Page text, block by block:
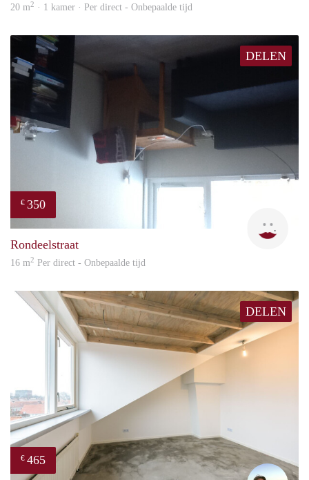
20 m2 · 1 kamer · Per direct - Onbepaalde tijd
DELEN
€ 350
Rondeelstraat
16 m2 Per direct - Onbepaalde tijd
DELEN
€ 465